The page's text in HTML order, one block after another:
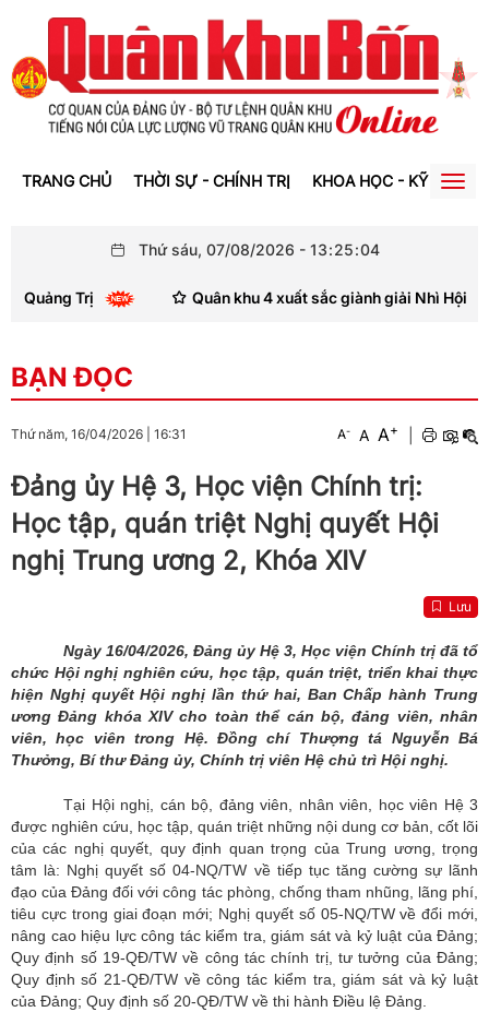
TRANG CHỦ THỜI SỰ - CHÍNH TRỊ KHOA HỌC - KỸ THUẬT
Thứ sáu, 07/08/2026 - 13:25:05
Trị Quân khu 4 xuất sắc giành giải Nhì Hội thi thợ
BẠN ĐỌC
Thứ năm, 16/04/2026 16:31 A- A A+
Đảng ủy Hệ 3, Học viện Chính trị:
Học tập, quán triệt Nghị quyết Hội
nghị Trung ương 2, Khóa XIV
Lưu
Ngày 16/04/2026, Đảng ủy Hệ 3, Học viện Chính trị đã tổ
chức Hội nghị nghiên cứu, học tập, quán triệt, triển khai thực
hiện Nghị quyết Hội nghị lần thứ hai, Ban Chấp hành Trung
ương Đảng khóa XIV cho toàn thể cán bộ, đảng viên, nhân
viên, học viên trong Hệ. Đồng chí Thượng tá Nguyễn Bá
Thưởng, Bí thư Đảng ủy, Chính trị viên Hệ chủ trì Hội nghị.
Tại Hội nghị, cán bộ, đảng viên, nhân viên, học viên Hệ 3
được nghiên cứu, học tập, quán triệt những nội dung cơ bản, cốt lõi
của các nghị quyết, quy định quan trọng của Trung ương, trọng
tâm là: Nghị quyết số 04-NQ/TW về tiếp tục tăng cường sự lãnh
đạo của Đảng đối với công tác phòng, chống tham nhũng, lãng phí,
tiêu cực trong giai đoạn mới; Nghị quyết số 05-NQ/TW về đổi mới,
nâng cao hiệu lực công tác kiểm tra, giám sát và kỷ luật của Đảng;
Quy định số 19-QĐ/TW về công tác chính trị, tư tưởng của Đảng;
Quy định số 21-QĐ/TW về công tác kiểm tra, giám sát và kỷ luật
của Đảng; Quy định số 20-QĐ/TW về thi hành Điều lệ Đảng.